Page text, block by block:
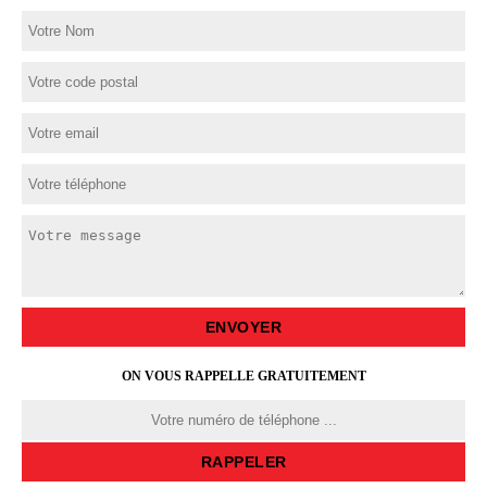
ON VOUS RAPPELLE GRATUITEMENT